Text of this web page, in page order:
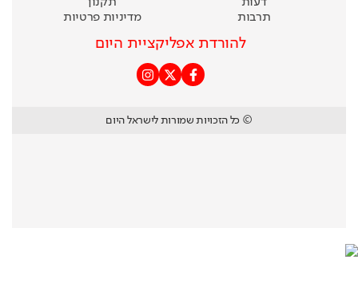
דעות
תרבות
תקנון
מדיניות פרטיות
להורדת אפליקציית היום
© כל הזכויות שמורות לישראל היום